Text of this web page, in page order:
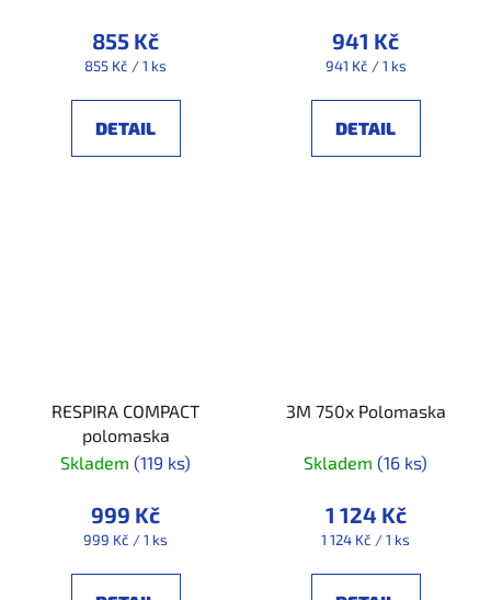
855 Kč
Měrná
855 Kč / 1 ks
DETAIL
941 Kč
Měrná
941 Kč / 1 ks
DETAIL
RESPIRA COMPACT
polomaska
Skladem (119 ks)
999 Kč
Měrná
999 Kč / 1 ks
3M 750x Polomaska
Skladem (16 ks)
1 124 Kč
Měrná
1 124 Kč / 1 ks